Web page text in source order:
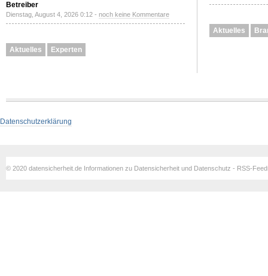
Betreiber
Dienstag, August 4, 2026 0:12 - noch keine Kommentare
Aktuelles Experten
Aktuelles
Datenschutzerklärung
© 2020 datensicherheit.de Informationen zu Datensicherheit und Datenschutz - RSS-